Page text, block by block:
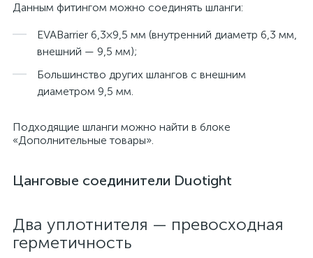
Данным фитингом можно соединять шланги:
EVABarrier 6,3×9,5 мм (внутренний диаметр 6,3 мм,
внешний — 9,5 мм);
Большинство других шлангов с внешним
диаметром 9,5 мм.
Подходящие шланги можно найти в блоке
«Дополнительные товары».
Цанговые соединители Duotight
Два уплотнителя — превосходная
герметичность